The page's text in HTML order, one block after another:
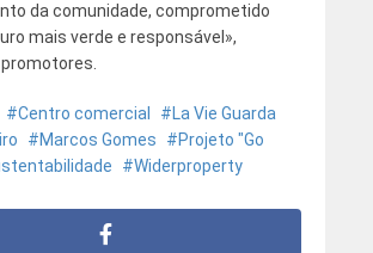
da comunidade, comprometido
mais verde e responsável»,
Centro comercial
La Vie Guarda
Marcos Gomes
Projeto "Go
Widerproperty